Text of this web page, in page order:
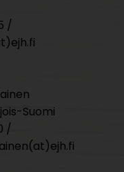
/
Suomi
/